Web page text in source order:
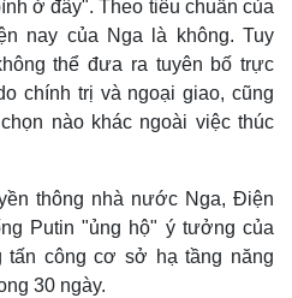
ở đây". Theo tiêu chuẩn của
nay của Nga là không. Tuy
thể đưa ra tuyên bố trực
chính trị và ngoại giao, cũng
nào khác ngoài việc thúc
thông nhà nước Nga, Điện
Putin "ủng hộ" ý tưởng của
tấn công cơ sở hạ tầng năng
30 ngày.